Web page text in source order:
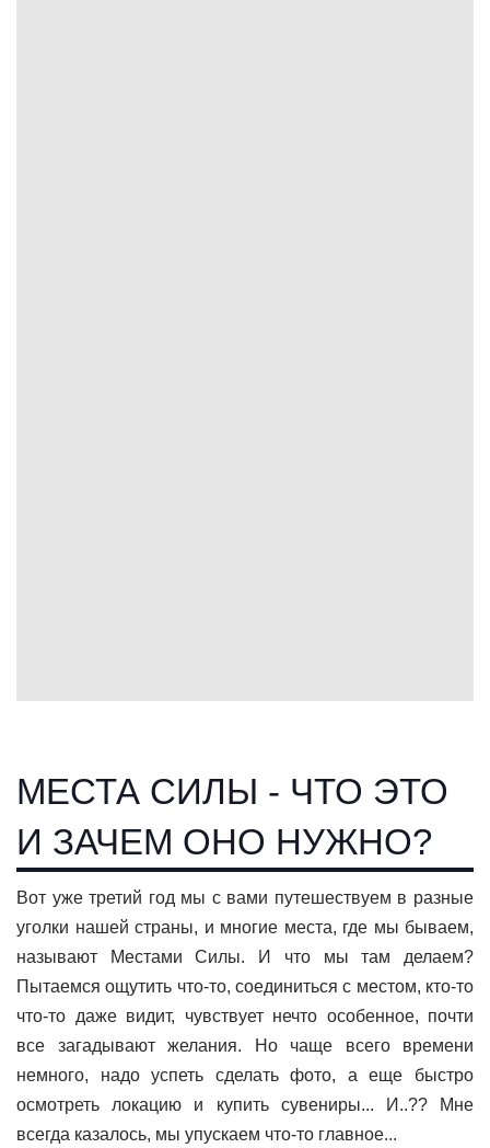
МЕСТА СИЛЫ - ЧТО ЭТО
И ЗАЧЕМ ОНО НУЖНО?
Вот уже третий год мы с вами путешествуем в разные
уголки нашей страны, и многие места, где мы бываем,
называют Местами Силы. И что мы там делаем?
Пытаемся ощутить что-то, соединиться с местом, кто-то
что-то даже видит, чувствует нечто особенное, почти
все загадывают желания. Но чаще всего времени
немного, надо успеть сделать фото, а еще быстро
осмотреть локацию и купить сувениры... И..?? Мне
всегда казалось, мы упускаем что-то главное...